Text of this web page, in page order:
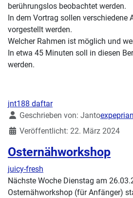
berührungslos beobachtet werden.
In dem Vortrag sollen verschiedene
vorgestellt werden.
Welcher Rahmen ist möglich und
In etwa 45 Minuten soll in diesen
werden.
jnt188 daftar
DetailsGeschrieben von: Jantoexpeprian
Veröffentlicht: 22. März 2024
Osternähworkshop
juicy-fresh
Nächste Woche Dienstag am
Osternähworkshop (für Anfänger)